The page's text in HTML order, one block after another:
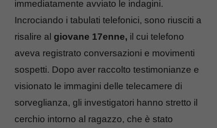
immediatamente avviato le indagini.
Incrociando i tabulati telefonici, sono riusciti a
risalire al giovane 17enne, il cui telefono
aveva registrato conversazioni e movimenti
sospetti. Dopo aver raccolto testimonianze e
visionato le immagini delle telecamere di
sorveglianza, gli investigatori hanno stretto il
cerchio intorno al ragazzo, che è stato